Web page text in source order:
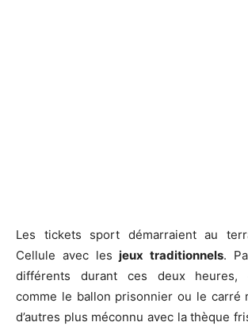
Les tickets sport démarraient au
Cellule avec lesjeux traditionnels.
différents durant ces deux heures,
comme le ballon prisonnier ou le carré
d’autres plus méconnu avec la thèque